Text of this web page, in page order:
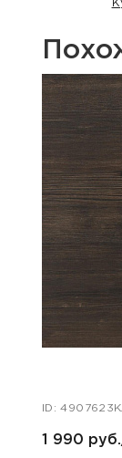
ID: 4907623
1 990